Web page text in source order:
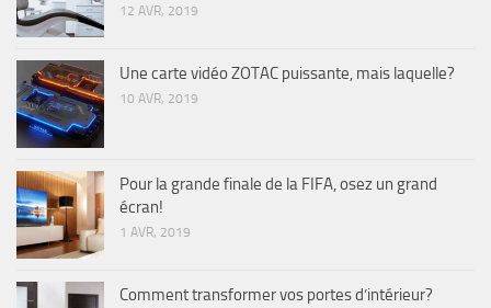
12 AVR, 2019
Une carte vidéo ZOTAC puissante, mais laquelle?
10 AVR, 2019
Pour la grande finale de la FIFA, osez un grand
écran!
1 AVR, 2019
Comment transformer vos portes d’intérieur?